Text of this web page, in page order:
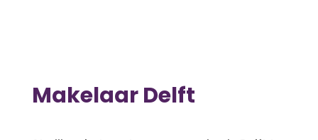
Makelaar Delft